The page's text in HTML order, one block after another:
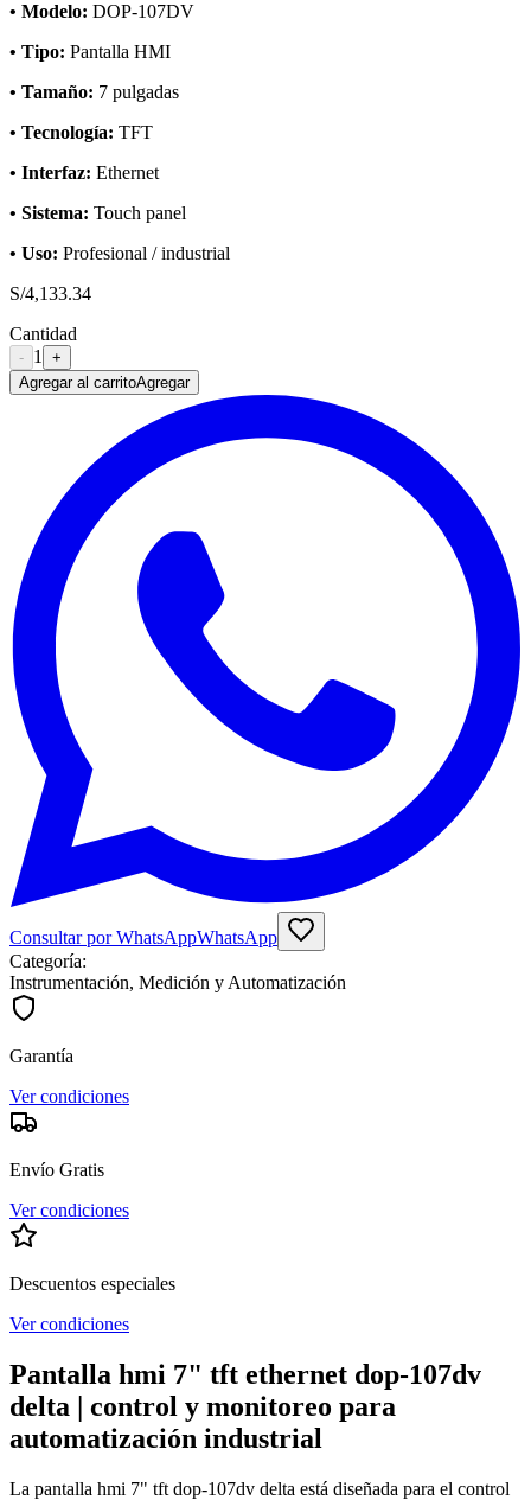
• Modelo: DOP-107DV
• Tipo: Pantalla HMI
• Tamaño: 7 pulgadas
• Tecnología: TFT
• Interfaz: Ethernet
• Sistema: Touch panel
• Uso: Profesional / industrial
S/4,133.34
Cantidad
- 1
+
Agregar al carritoAgregar
Consultar por WhatsAppWhatsApp
Categoría:
Instrumentación, Medición y Automatización
Garantía
Ver condiciones
Envío Gratis
Ver condiciones
Descuentos especiales
Ver condiciones
Pantalla hmi 7" tft ethernet dop-107dv
delta | control y monitoreo para
automatización industrial
La pantalla hmi 7" tft dop-107dv delta está diseñada para el control